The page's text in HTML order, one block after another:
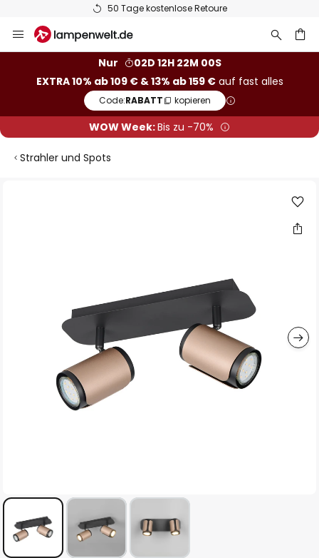
50 Tage kostenlose Retoure
Inhalt
Nur
02D 12H 22M 00S
EXTRA 10% ab 109 € & 13% ab 159 €auf fast alles
Code:RABATT kopieren
WOW Week:Bis zu -70%
Strahler und Spots